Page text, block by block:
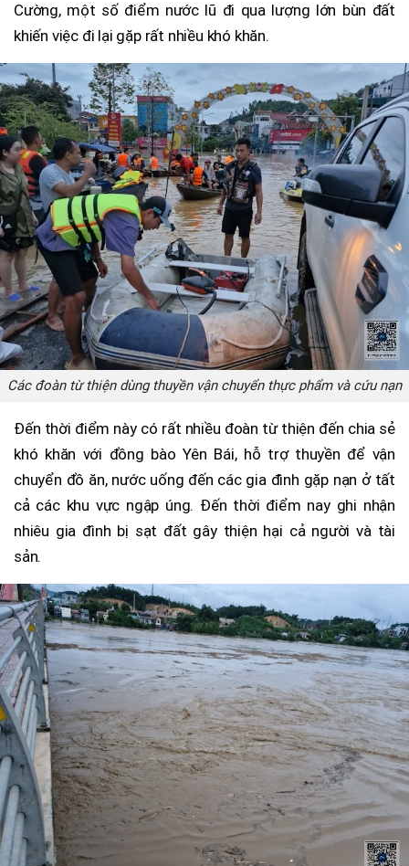
Cường, một số điểm nước lũ đi qua lượng lớn bùn đất
khiến việc đi lại gặp rất nhiều khó khăn.
Các đoàn từ thiện dùng thuyền vận chuyển thực phẩm và cứu nạn
Đến thời điểm này có rất nhiều đoàn từ thiện đến chia sẻ
khó khăn với đồng bào Yên Bái, hỗ trợ thuyền để vận
chuyển đồ ăn, nước uống đến các gia đình gặp nạn ở tất
cả các khu vực ngập úng. Đến thời điểm nay ghi nhận
nhiêu gia đình bị sạt đất gây thiện hại cả người và tài
sản.